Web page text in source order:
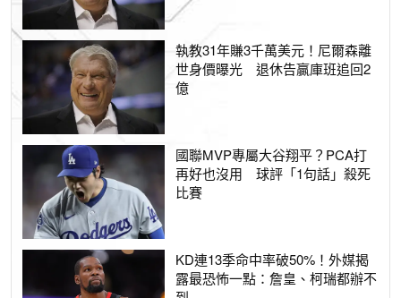
執教31年賺3千萬美元！尼爾森離
世身價曝光 退休告贏庫班追回2
億
國聯MVP專屬大谷翔平？PCA打
再好也沒用 球評「1句話」殺死
比賽
KD連13季命中率破50%！外媒揭
露最恐怖一點：詹皇、柯瑞都辦不